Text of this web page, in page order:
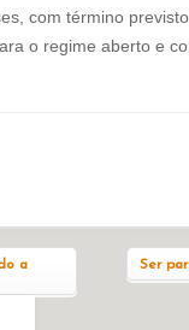
com término
o regime aberto e
a
Ser